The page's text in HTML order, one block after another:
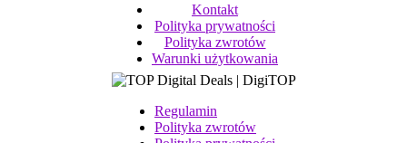
Kontakt
Polityka prywatności
Polityka zwrotów
Warunki użytkowania
Regulamin
Polityka zwrotów